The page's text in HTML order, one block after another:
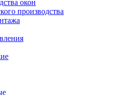
окон
производства